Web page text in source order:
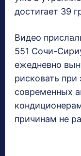
достигает 39
Видео
551 Сочи-
ежедневно
рисковать
современных
причинам не